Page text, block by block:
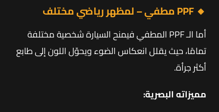
🔸 PPF مطفي – لمظهر رياضي مختلف
أما الـ PPF المطفي فيمنح السيارة شخصية مختلفة
تمامًا، حيث يقلل انعكاس الضوء ويحوّل اللون إلى طابع
أكثر جرأة.
مميزاته البصرية: